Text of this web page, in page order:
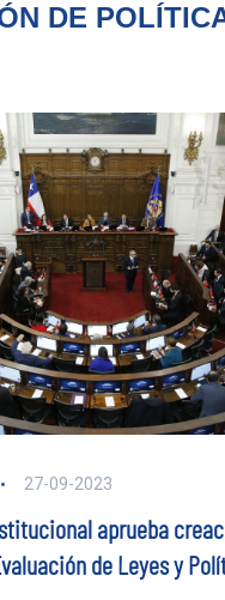
DE
27-09-2023
aprueba
de Leyes y